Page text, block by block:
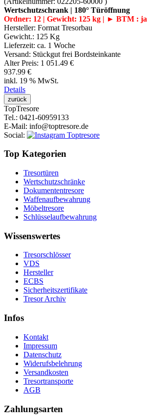
Wertschutzschrank | 180° Türöffnung
Ordner: 12 | Gewicht: 125 kg | ► BTM : ja
Hersteller: Format Tresorbau
Gewicht.: 125 Kg
Lieferzeit: ca. 1 Woche
Versand: Stückgut frei Bordsteinkante
Alter Preis: 1 051.49 €
937.99 €
inkl. 19 % MwSt.
Details
TopTresore
Tel.: 0421-60959133
E-Mail: info@toptresore.de
Social:
Top Kategorien
Tresortüren
Wertschutzschränke
Dokumententresore
Waffenaufbewahrung
Möbeltresore
Schlüsselaufbewahrung
Wissenswertes
Tresorschlösser
VDS
Hersteller
ECBS
Sicherheitszertifikate
Tresor Archiv
Infos
Kontakt
Impressum
Datenschutz
Widerufsbelehrung
Versandkosten
Tresortransporte
AGB
Zahlungsarten